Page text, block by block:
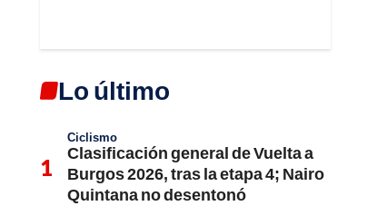
Lo último
Ciclismo
Clasificación general de Vuelta a
Burgos 2026, tras la etapa 4; Nairo
Quintana no desentonó